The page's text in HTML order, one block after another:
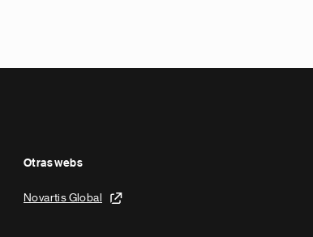
Otras webs
Novartis Global